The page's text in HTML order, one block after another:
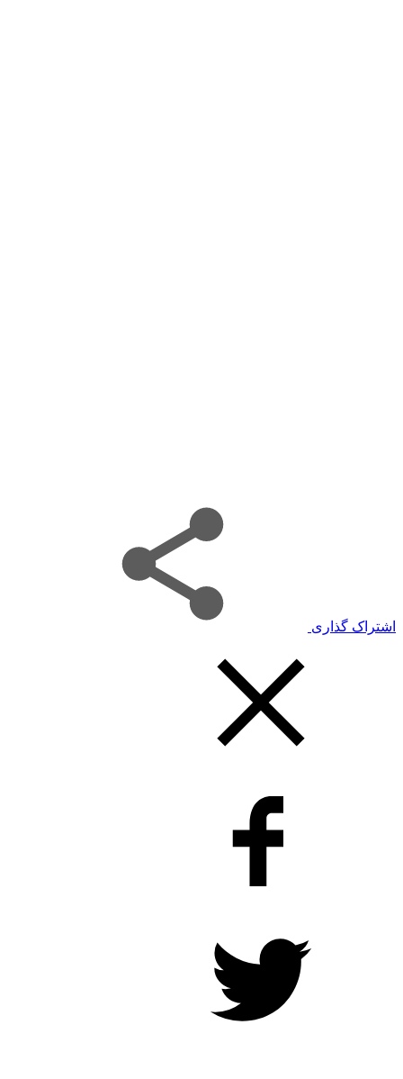
اشتراک گذاری